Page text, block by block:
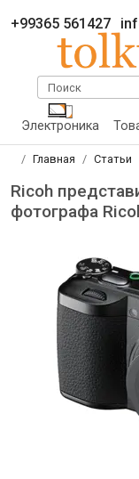
+99365 561427
Поиск
Электроника
Главная Статьи
Ricoh
фотографа